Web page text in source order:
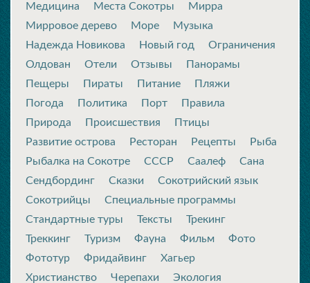
Медицина
Места Сокотры
Мирра
Мирровое дерево
Море
Музыка
Надежда Новикова
Новый год
Ограничения
Олдован
Отели Отзывы
Панорамы
Пещеры
Пираты Питание
Пляжи
Погода
Политика Порт
Правила
Природа
Происшествия
Птицы
Развитие острова
Ресторан Рецепты
Рыба
Рыбалка на Сокотре
СССР Саалеф
Сана
Сендбординг
Сказки
Сокотрийский язык
Сокотрийцы
Специальные программы
Стандартные туры
Тексты
Трекинг
Треккинг
Туризм Фауна Фильм
Фото
Фототур
Фридайвинг
Хагьер
Христианство
Черепахи Экология